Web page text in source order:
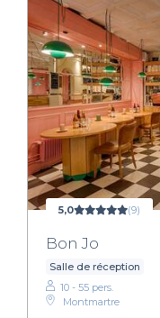
5,0 (9)
Bon Jo
Salle de réception
10 - 55 pers.
Montmartre